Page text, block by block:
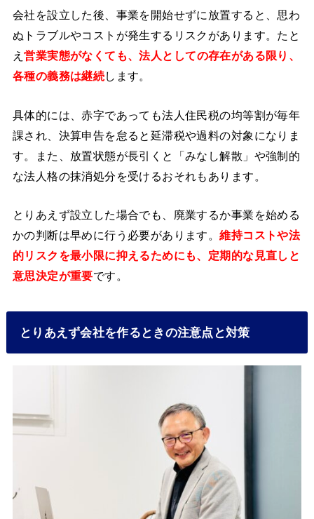
会社を設立した後、事業を開始せずに放置すると、思わ
ぬトラブルやコストが発生するリスクがあります。たと
え営業実態がなくても、法人としての存在がある限り、
各種の義務は継続します。
具体的には、赤字であっても法人住民税の均等割が毎年
課され、決算申告を怠ると延滞税や過料の対象になりま
す。また、放置状態が長引くと「みなし解散」や強制的
な法人格の抹消処分を受けるおそれもあります。
とりあえず設立した場合でも、廃業するか事業を始める
かの判断は早めに行う必要があります。維持コストや法
的リスクを最小限に抑えるためにも、定期的な見直しと
意思決定が重要です。
とりあえず会社を作るときの注意点と対策